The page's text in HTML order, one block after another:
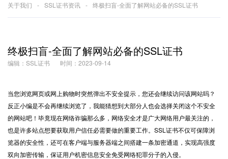
关于我们 SSL证书资讯 终极扫盲-全面了解网站必备的SSL证书
终极扫盲-全面了解网站必备的SSL证书
编辑：SSL证书 时间：2023-09-14
当您浏览网页或网上购物时突然弹出不安全提示，您还会继续访问该网站吗？
反正小编是不会再继续浏览了，我能猜想到大部分人也会选择关闭这个不安全
的网站吧！毕竟现在网络诈骗那么多，网络安全才是广大网络用户最关注的，
也是许多站点想要获取用户信任必需要做的重要工作。 SSL证书不仅可保障浏
览器的安全性，还可在客户端与服务器端之间搭建一条加密通道，实现高强度
双向加密传输，保证用户机密信息安全免受网络犯罪分子的入侵。